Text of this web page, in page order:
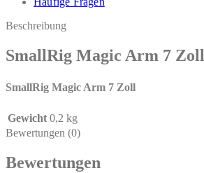
Beschreibung
SmallRig Magic Arm 7 Zoll
SmallRig Magic Arm 7 Zoll
Gewicht 0,2 kg
Bewertungen (0)
Bewertungen